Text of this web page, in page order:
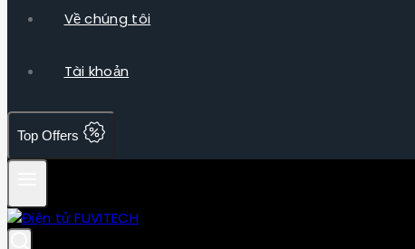
Về chúng tôi
Tài khoản
Top Offers